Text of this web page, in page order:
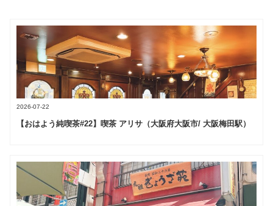
2026-07-22
【おはよう純喫茶#22】喫茶 アリサ（大阪府大阪市/ 大阪梅田駅）